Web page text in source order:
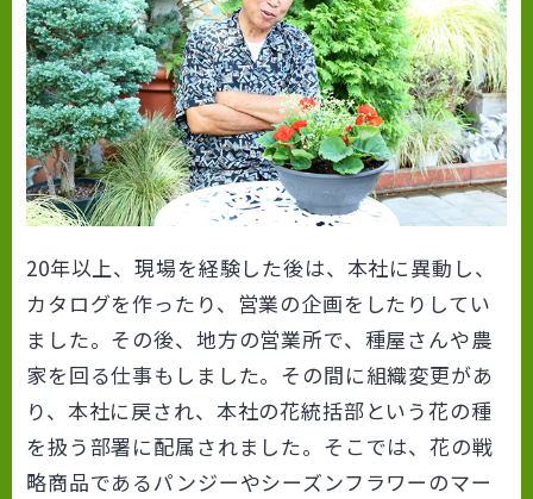
20年以上、現場を経験した後は、本社に異動し、
カタログを作ったり、営業の企画をしたりしてい
ました。その後、地方の営業所で、種屋さんや農
家を回る仕事もしました。その間に組織変更があ
り、本社に戻され、本社の花統括部という花の種
を扱う部署に配属されました。そこでは、花の戦
略商品であるパンジーやシーズンフラワーのマー